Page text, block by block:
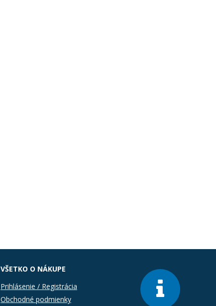
VŠETKO O NÁKUPE
Prihlásenie / Registrácia
Obchodné podmienky